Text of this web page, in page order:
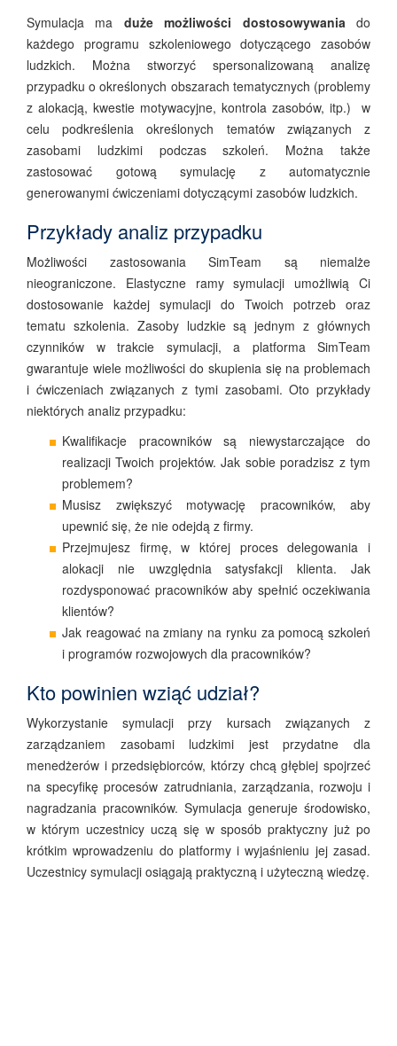
Symulacja ma duże możliwości dostosowywaniado
każdego programu szkoleniowego dotyczącego zasobów
ludzkich. Można stworzyć spersonalizowaną analizę
przypadku o określonych obszarach tematycznych (problemy
z alokacją, kwestie motywacyjne, kontrola zasobów, itp.) w
celu podkreślenia określonych tematów związanych z
zasobami ludzkimi podczas szkoleń. Można także
zastosować gotową symulację z automatycznie
generowanymi ćwiczeniami dotyczącymi zasobów ludzkich.
Przykłady analiz przypadku
Możliwości zastosowania SimTeam są niemalże
nieograniczone. Elastyczne ramy symulacji umożliwią Ci
dostosowanie każdej symulacji do Twoich potrzeb oraz
tematu szkolenia. Zasoby ludzkie są jednym z głównych
czynników w trakcie symulacji, a platforma SimTeam
gwarantuje wiele możliwości do skupienia się na problemach
i ćwiczeniach związanych z tymi zasobami. Oto przykłady
niektórych analiz przypadku:
Kwalifikacje pracowników są niewystarczające do
realizacji Twoich projektów. Jak sobie poradzisz z tym
problemem?
Musisz zwiększyć motywację pracowników, aby
upewnić się, że nie odejdą z firmy.
Przejmujesz firmę, w której proces delegowania i
alokacji nie uwzględnia satysfakcji klienta. Jak
rozdysponować pracowników aby spełnić oczekiwania
klientów?
Jak reagować na zmiany na rynku za pomocą szkoleń
i programów rozwojowych dla pracowników?
Kto powinien wziąć udział?
Wykorzystanie symulacji przy kursach związanych z
zarządzaniem zasobami ludzkimi jest przydatne dla
menedżerów i przedsiębiorców, którzy chcą głębiej spojrzeć
na specyfikę procesów zatrudniania, zarządzania, rozwoju i
nagradzania pracowników. Symulacja generuje środowisko,
w którym uczestnicy uczą się w sposób praktyczny już po
krótkim wprowadzeniu do platformy i wyjaśnieniu jej zasad.
Uczestnicy symulacji osiągają praktyczną i użyteczną wiedzę.